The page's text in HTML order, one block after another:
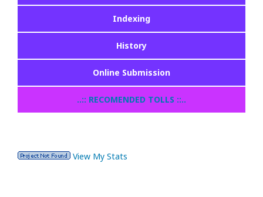
Indexing
History
Online Submission
..:: RECOMENDED TOLLS ::..
View My Stats